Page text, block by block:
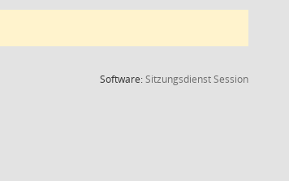
Software:SitzungsdienstSession(Wird in